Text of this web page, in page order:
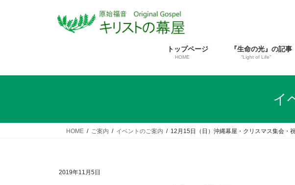
ス
ン
トップページ
HOME
『生命の光』の記事
“Light of Life”
イ
HOME ご案内 イベントのご案内 12月15日（日）沖縄幕屋・クリスマス集会・
2019年11月5日